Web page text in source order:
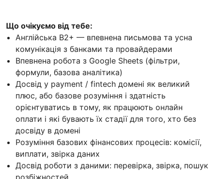
Що очікуємо від тебе:
Англійська B2+ — впевнена письмова та усна
комунікація з банками та провайдерами
Впевнена робота з Google Sheets (фільтри,
формули, базова аналітика)
Досвід у payment / fintech домені як великий
плюс, або базове розуміння і здатність
орієнтуватись в тому, як працюють онлайн
оплати і які бувають їх стадії для того, хто без
досвіду в домені
Розуміння базових фінансових процесів: комісії,
виплати, звірка даних
Досвід роботи з даними: перевірка, звірка, пошук
розбіжностей